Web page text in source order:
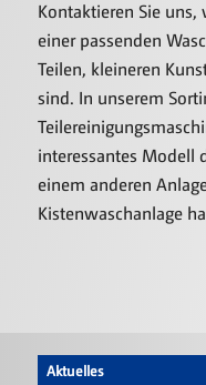
Kontaktieren Sie uns,
einer passenden
Teilen, kleineren
sind. In unserem
interessantes Modell
einem anderen
Kistenwaschanlage
Aktuelles